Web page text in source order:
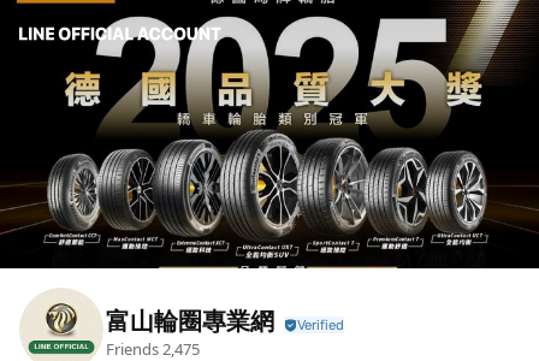
富山輪圈專業網
Friends2,475